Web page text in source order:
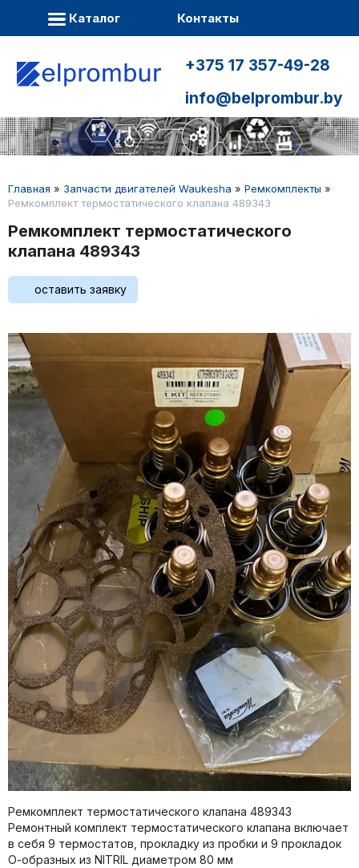
Каталог Контакты
+375 17 357-49-28
info@belprombur.by
Главная » Запчасти двигателей Waukesha » Ремкомплекты »
Ремкомплект термостатического клапана 489343
Ремкомплект термостатического
клапана 489343
оставить заявку
Ремкомплект термостатического клапана 489343
Ремонтный комплект термостатического клапана включает
в себя 9 термостатов, прокладку из пробки и 9 прокладок
О-образных из NITRIL диаметром 80 мм